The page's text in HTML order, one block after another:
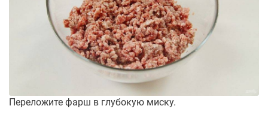
Переложите фарш в глубокую миску.